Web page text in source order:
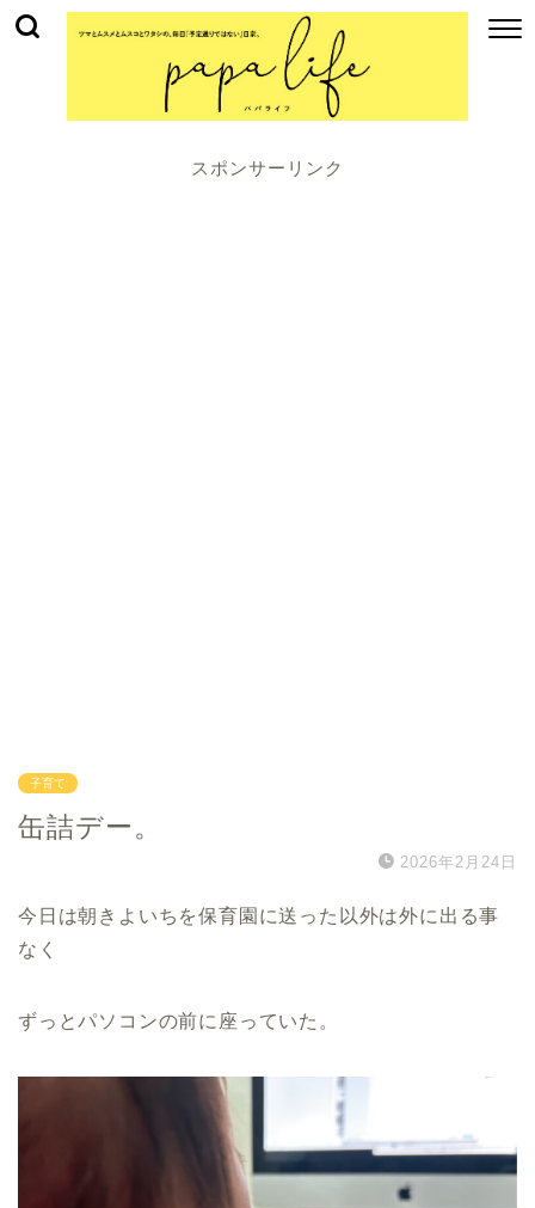
スポンサーリンク
子育て
缶詰デー。
2026年2月24日
今日は朝きよいちを保育園に送った以外は外に出る事
なく
ずっとパソコンの前に座っていた。